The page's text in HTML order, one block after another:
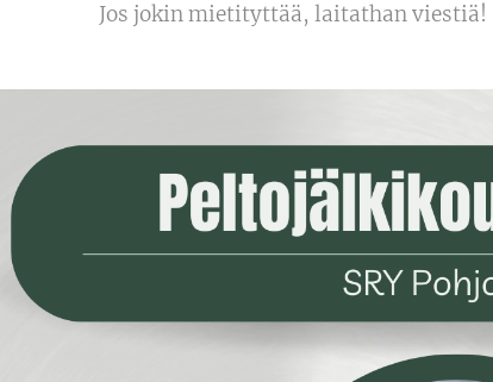
Jos jokin mietityttää, laitathan viestiä!